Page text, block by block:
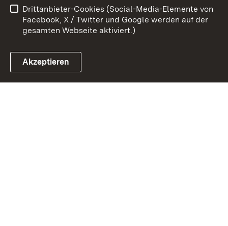
Link zum Landesportal
Impressum
Cookies
Drittanbieter-Cookies (Social-Media-Elemente von
Facebook, X / Twitter und Google werden auf der
gesamten Webseite aktiviert.)
Akzeptieren